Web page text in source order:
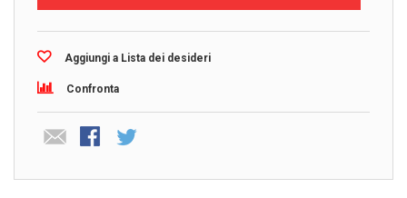
Aggiungi a Lista dei desideri
Confronta